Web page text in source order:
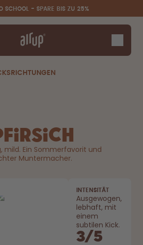
SCHOOL - SPARE BIS ZU 25%
Design Edition:
createdbygabe × air up®
mild. Ein Sommerfavorit und
Muntermacher.
INTENSITÄT
Ausgewogen,
lebhaft, mit
einem
subtilen Kick.
3/5